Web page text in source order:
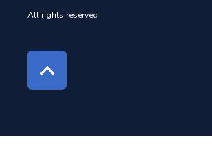
All rights reserved